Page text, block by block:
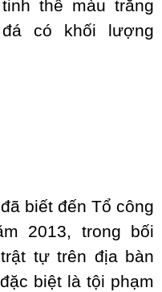
thể màu trắng
có khối lượng
biết đến Tổ công
2013, trong bối
tự trên địa bàn
biệt là tội phạm